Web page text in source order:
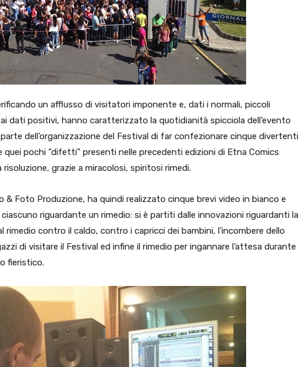
un afflusso di visitatori imponente e, dati i normali, piccoli
dati positivi, hanno caratterizzato la quotidianità spicciola dell’evento
dell’organizzazione del Festival di far confezionare cinque divertenti
pochi “difetti” presenti nelle precedenti edizioni di Etna Comics
grazie a miracolosi, spiritosi rimedi.
& Foto Produzione, ha quindi realizzato cinque brevi video in bianco e
riguardante un rimedio: si è partiti dalle innovazioni riguardanti la
rimedio contro il caldo, contro i capricci dei bambini, l’incombere dello
di visitare il Festival ed infine il rimedio per ingannare l’attesa durante
fieristico.